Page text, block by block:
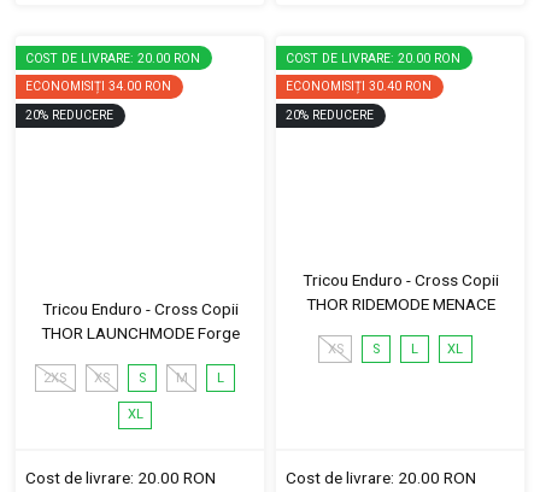
COST DE LIVRARE: 20.00 RON
ECONOMISIȚI 34.00 RON
20% REDUCERE
Tricou Enduro - Cross Copii
THOR LAUNCHMODE Forge
2XS XS S M L
XL
Cost de livrare: 20.00 RON
COST DE LIVRARE: 20.00 RON
ECONOMISIȚI 30.40 RON
20% REDUCERE
Tricou Enduro - Cross Copii
THOR RIDEMODE MENACE
XS S L XL
Cost de livrare: 20.00 RON